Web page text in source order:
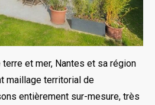
et mer, Nantes et sa région
maillage territorial de
entièrement sur-mesure, très